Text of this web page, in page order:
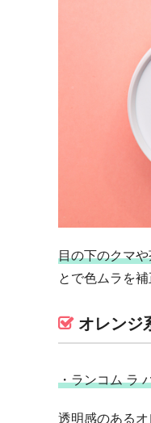
目の下のクマ
とで色ムラを
オレンジ
・ランコム ラ
透明感のある